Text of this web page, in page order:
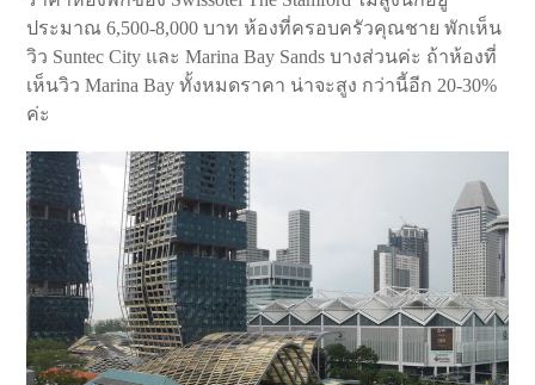
ประมาณ 6,500-8,000 บาท ห้องที่ครอบครัวคุณชาย พักเห็น
วิว Suntec City และ Marina Bay Sands บางส่วนค่ะ ถ้าห้องที่
เห็นวิว Marina Bay ทั้งหมดราคา น่าจะสูง กว่านี้อีก 20-30%
ค่ะ